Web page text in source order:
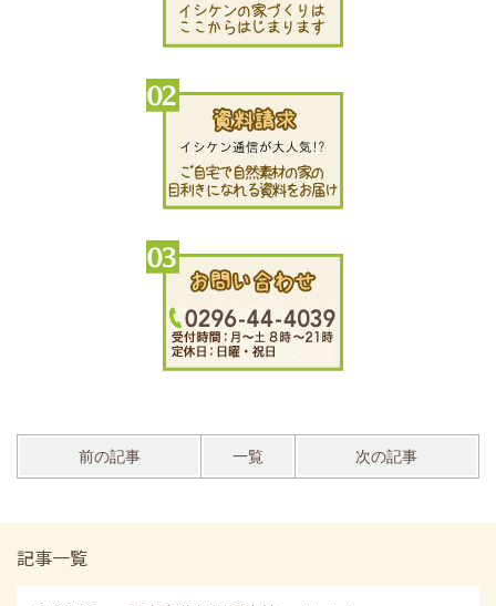
前の記事 一覧 次の記事
記事一覧